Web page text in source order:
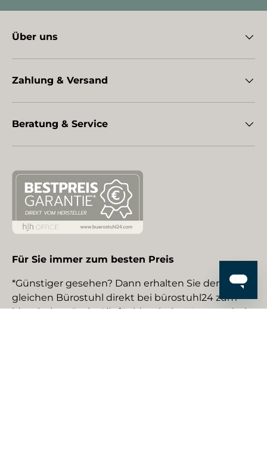
Über uns
Zahlung & Versand
Beratung & Service
Für Sie immer zum besten Preis
*Günstiger gesehen? Dann erhalten Sie den
gleichen Bürostuhl direkt bei bürostuhl24 zum
identischen Preis. Gilt für identische Neuware bei